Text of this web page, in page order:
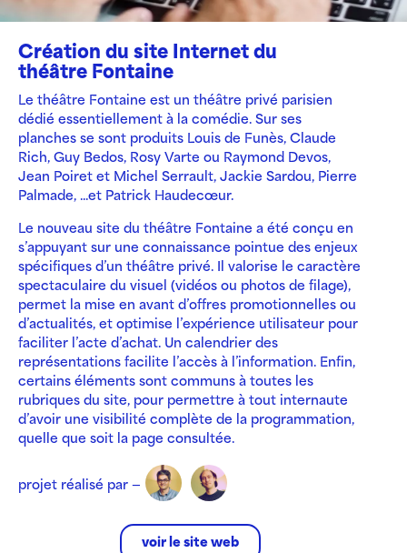
Création du site Internet du
théâtre Fontaine
Le théâtre Fontaine est un théâtre privé parisien
dédié essentiellement à la comédie. Sur ses
planches se sont produits Louis de Funès, Claude
Rich, Guy Bedos, Rosy Varte ou Raymond Devos,
Jean Poiret et Michel Serrault, Jackie Sardou, Pierre
Palmade, ...et Patrick Haudecœur.
Le nouveau site du théâtre Fontaine a été conçu en
s’appuyant sur une connaissance pointue des enjeux
spécifiques d’un théâtre privé. Il valorise le caractère
spectaculaire du visuel (vidéos ou photos de filage),
permet la mise en avant d’offres promotionnelles ou
d’actualités, et optimise l’expérience utilisateur pour
faciliter l’acte d’achat. Un calendrier des
représentations facilite l’accès à l’information. Enfin,
certains éléments sont communs à toutes les
rubriques du site, pour permettre à tout internaute
d’avoir une visibilité complète de la programmation,
quelle que soit la page consultée.
projet réalisé par —
voir le site web